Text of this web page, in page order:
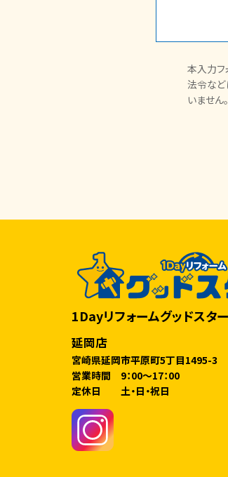
本入力フ
法令など
いません。
1Dayリフォームグッドスター
延岡店
宮崎県延岡市平原町5丁目1495-3
営業時間 9：00～17：00
定休日 土・日・祝日